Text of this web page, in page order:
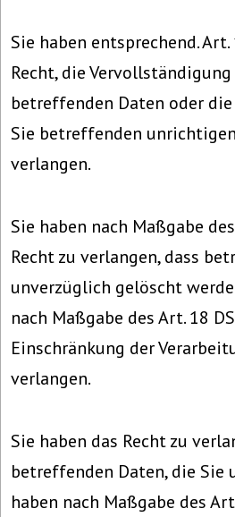
Sie haben entsprechend. Art.
Recht, die
betreffenden Daten oder
Sie betreffenden
verlangen.
Sie haben nach Maßgabe
Recht zu verlangen, dass
unverzüglich gelöscht
nach Maßgabe des Art. 18
Einschränkung der
verlangen.
Sie haben das Recht zu
betreffenden Daten, die
haben nach Maßgabe des